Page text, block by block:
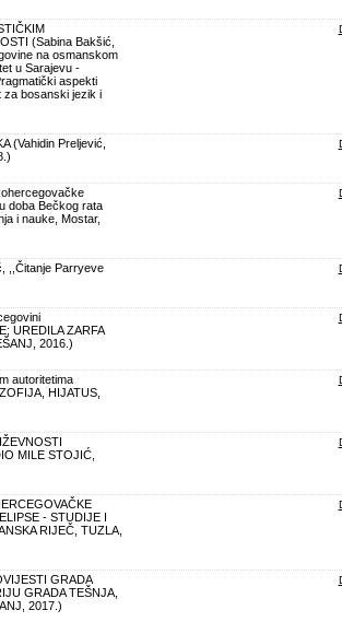
(Sabina Bakšić,
na osmanskom
u Sarajevu -
aspekti
za bosanski jezik i
(Vahidin Preljević,
doba Bečkog rata
i nauke, Mostar,
,,Čitanje Parryeve
UREDILA ZARFA
2016.)
autoritetima
HIJATUS,
MILE STOJIĆ,
- STUDIJE I
RIJEČ, TUZLA,
GRADA
GRADA TEŠNJA,
2017.)